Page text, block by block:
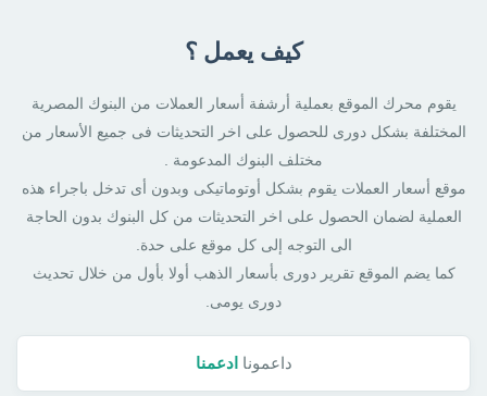
كيف يعمل ؟
يقوم محرك الموقع بعملية أرشفة أسعار العملات من البنوك المصرية
المختلفة بشكل دورى للحصول على اخر التحديثات فى جميع الأسعار من
مختلف البنوك المدعومة .
موقع أسعار العملات يقوم بشكل أوتوماتيكى وبدون أى تدخل باجراء هذه
العملية لضمان الحصول على اخر التحديثات من كل البنوك بدون الحاجة
الى التوجه إلى كل موقع على حدة.
كما يضم الموقع تقرير دورى بأسعار الذهب أولا بأول من خلال تحديث
دورى يومى.
داعمونا ادعمنا